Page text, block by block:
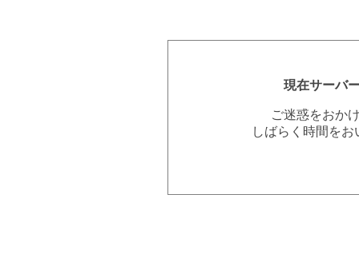
現在サーバ
ご迷惑をおか
しばらく時間を